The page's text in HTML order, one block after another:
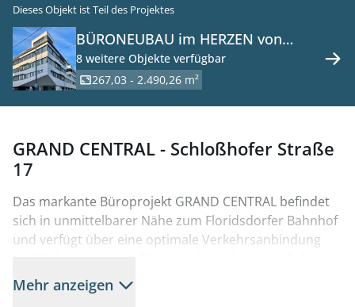
Dieses Objekt ist Teil des Projektes
BÜRONEUBAU im HERZEN von
FLORIDSDORF 1210 Wien zu mieten
8 weitere Objekte verfügbar
267,03 - 2.490,26 m²
GRAND CENTRAL - Schloßhofer Straße
17
Das markante Büroprojekt GRAND CENTRAL befindet
sich in unmittelbarer Nähe zum Floridsdorfer Bahnhof
und verfügt über eine optimale Verkehrsanbindung
ein vielfältiges Angebot an Gastronomie- und
Nahversorgungseinrichtungen. Das Projekt umfasst
Mehr anzeigen